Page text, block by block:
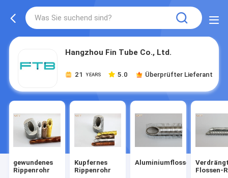
Hangzhou Fin Tube Co., Ltd.
21 YEARS 5.0 Überprüfter Lieferant
gewundenes
Rippenrohr
Kupfernes
Rippenrohr
Aluminiumflossenrohr
Flossen-